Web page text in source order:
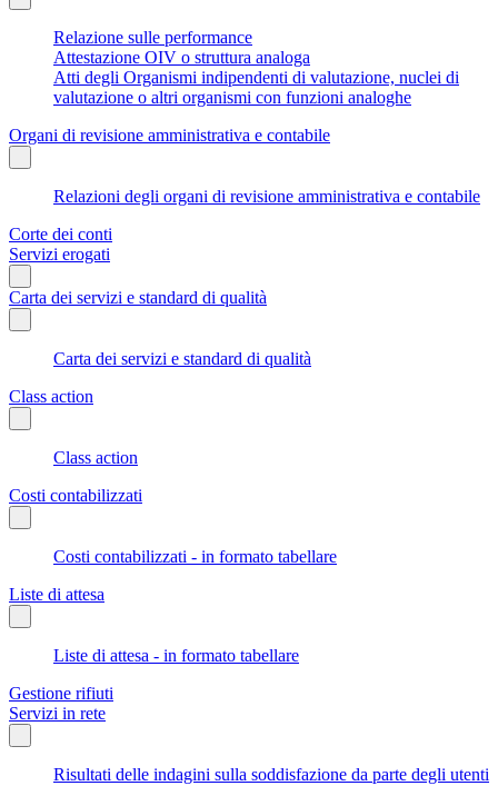
Relazione sulle performance
Attestazione OIV o struttura analoga
Atti degli Organismi indipendenti di valutazione, nuclei di
valutazione o altri organismi con funzioni analoghe
Organi di revisione amministrativa e contabile
Relazioni degli organi di revisione amministrativa e contabile
Corte dei conti
Servizi erogati
Carta dei servizi e standard di qualità
Carta dei servizi e standard di qualità
Class action
Class action
Costi contabilizzati
Costi contabilizzati - in formato tabellare
Liste di attesa
Liste di attesa - in formato tabellare
Gestione rifiuti
Servizi in rete
Risultati delle indagini sulla soddisfazione da parte degli utenti